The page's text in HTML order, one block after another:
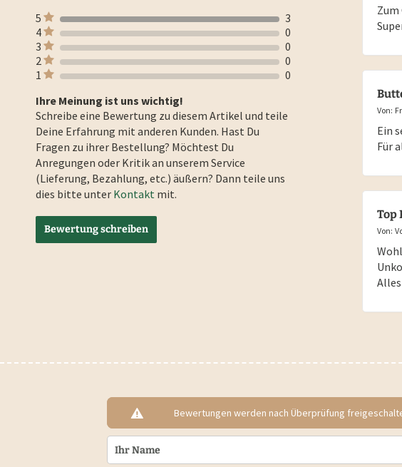
5
3
4
0
3
0
2
0
1
0
Ihre Meinung ist uns wichtig!
Schreibe eine Bewertung zu diesem Artikel und teile
Deine Erfahrung mit anderen Kunden. Hast Du
Fragen zu ihrer Bestellung? Möchtest Du
Anregungen oder Kritik an unserem Service
(Lieferung, Bezahlung, etc.) äußern? Dann teile uns
dies bitte unter Kontakt mit.
Bewertung schreiben
Von:
Ein
Für
Top
Von:
Bewertungen werden nach Überprüfung